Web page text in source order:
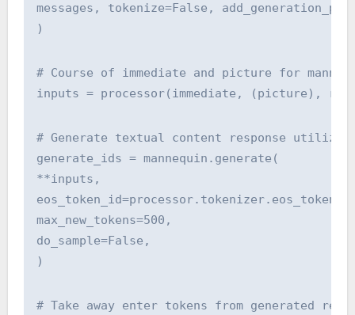
messages, tokenize=False,
)
# Course of immediate and picture for
inputs = processor(immediate, (picture),
# Generate textual content response utilizing
generate_ids = mannequin.generate(
**inputs,
max_new_tokens=500,
do_sample=False,
)
# Take away enter tokens from generated